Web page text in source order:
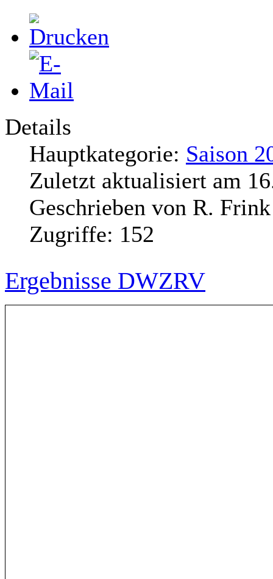
Details
Hauptkategorie: Saison
Zuletzt aktualisiert am
Geschrieben von R. Frink
Zugriffe: 152
Ergebnisse DWZRV